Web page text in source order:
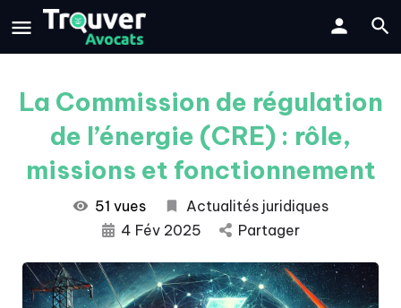
La Commission de régulation
de l’énergie (CRE) : rôle,
missions et fonctionnement
51 vues
Actualités juridiques
4 Fév 2025
Partager